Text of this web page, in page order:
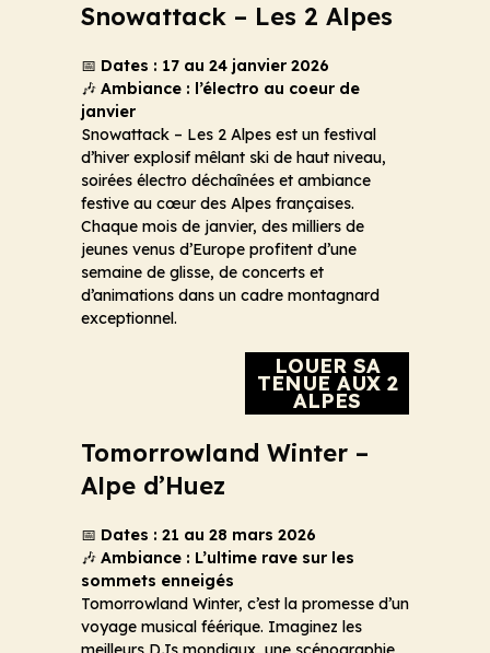
Snowattack – Les 2 Alpes
📅 Dates : 17 au 24 janvier 2026
🎶 Ambiance : l’électro au coeur de
janvier
Snowattack – Les 2 Alpes est un festival
d’hiver explosif mêlant ski de haut niveau,
soirées électro déchaînées et ambiance
festive au cœur des Alpes françaises.
Chaque mois de janvier, des milliers de
jeunes venus d’Europe profitent d’une
semaine de glisse, de concerts et
d’animations dans un cadre montagnard
exceptionnel.
LOUER SA
TENUE AUX 2
ALPES
Tomorrowland Winter –
Alpe d’Huez
📅 Dates : 21 au 28 mars 2026
🎶 Ambiance : L’ultime rave sur les
sommets enneigés
Tomorrowland Winter, c’est la promesse d’un
voyage musical féérique. Imaginez les